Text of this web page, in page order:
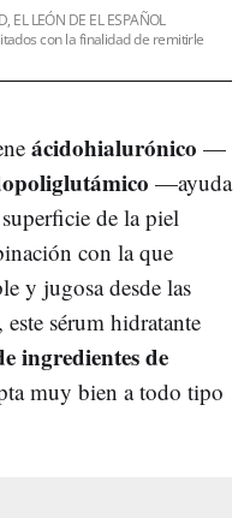
EL LEÓN DE EL ESPAÑOL
con la finalidad de remitirle
ácidohialurónico —
—ayuda
de la piel
con la que
y jugosa desde las
sérum hidratante
ingredientes de
muy bien a todo tipo